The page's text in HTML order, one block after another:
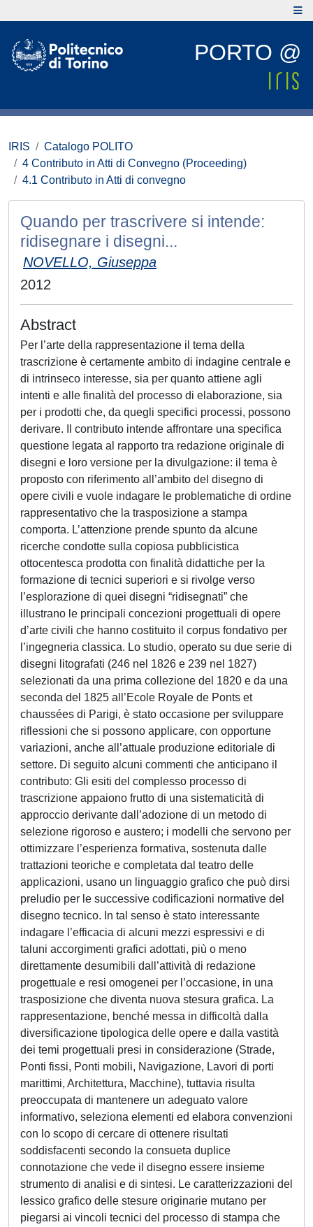
PORTO @
IRIS
Catalogo POLITO
4 Contributo in Atti di Convegno (Proceeding)
4.1 Contributo in Atti di convegno
Quando per trascrivere si intende:
ridisegnare i disegni...
NOVELLO, Giuseppa
2012
Abstract
Per l’arte della rappresentazione il tema della
trascrizione è certamente ambito di indagine centrale e
di intrinseco interesse, sia per quanto attiene agli
intenti e alle finalità del processo di elaborazione, sia
per i prodotti che, da quegli specifici processi, possono
derivare. Il contributo intende affrontare una specifica
questione legata al rapporto tra redazione originale di
disegni e loro versione per la divulgazione: il tema è
proposto con riferimento all’ambito del disegno di
opere civili e vuole indagare le problematiche di ordine
rappresentativo che la trasposizione a stampa
comporta. L’attenzione prende spunto da alcune
ricerche condotte sulla copiosa pubblicistica
ottocentesca prodotta con finalità didattiche per la
formazione di tecnici superiori e si rivolge verso
l’esplorazione di quei disegni “ridisegnati” che
illustrano le principali concezioni progettuali di opere
d’arte civili che hanno costituito il corpus fondativo per
l’ingegneria classica. Lo studio, operato su due serie di
disegni litografati (246 nel 1826 e 239 nel 1827)
selezionati da una prima collezione del 1820 e da una
seconda del 1825 all’Ecole Royale de Ponts et
chaussées di Parigi, è stato occasione per sviluppare
riflessioni che si possono applicare, con opportune
variazioni, anche all’attuale produzione editoriale di
settore. Di seguito alcuni commenti che anticipano il
contributo: Gli esiti del complesso processo di
trascrizione appaiono frutto di una sistematicità di
approccio derivante dall’adozione di un metodo di
selezione rigoroso e austero; i modelli che servono per
ottimizzare l’esperienza formativa, sostenuta dalle
trattazioni teoriche e completata dal teatro delle
applicazioni, usano un linguaggio grafico che può dirsi
preludio per le successive codificazioni normative del
disegno tecnico. In tal senso è stato interessante
indagare l’efficacia di alcuni mezzi espressivi e di
taluni accorgimenti grafici adottati, più o meno
direttamente desumibili dall’attività di redazione
progettuale e resi omogenei per l’occasione, in una
trasposizione che diventa nuova stesura grafica. La
rappresentazione, benché messa in difficoltà dalla
diversificazione tipologica delle opere e dalla vastità
dei temi progettuali presi in considerazione (Strade,
Ponti fissi, Ponti mobili, Navigazione, Lavori di porti
marittimi, Architettura, Macchine), tuttavia risulta
preoccupata di mantenere un adeguato valore
informativo, seleziona elementi ed elabora convenzioni
con lo scopo di cercare di ottenere risultati
soddisfacenti secondo la consueta duplice
connotazione che vede il disegno essere insieme
strumento di analisi e di sintesi. Le caratterizzazioni del
lessico grafico delle stesure originarie mutano per
piegarsi ai vincoli tecnici del processo di stampa che